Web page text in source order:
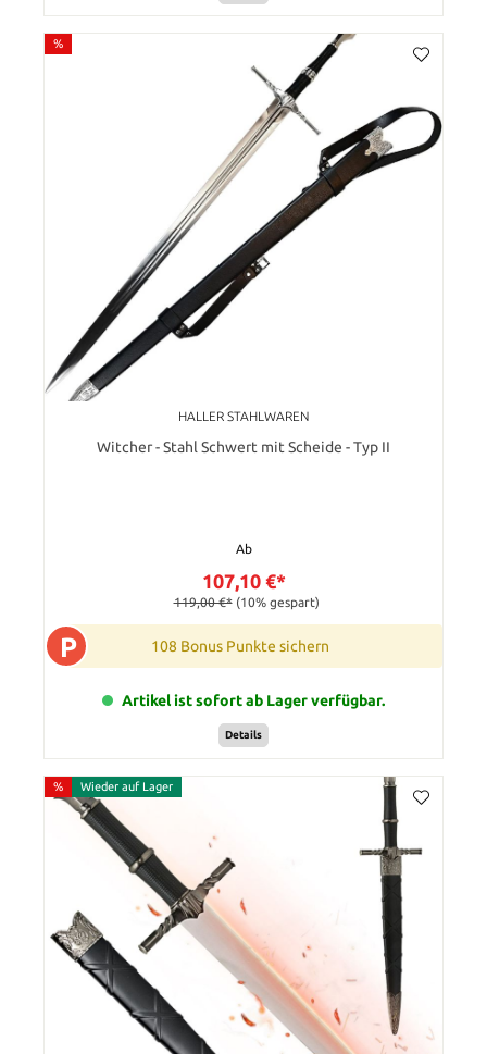
%
HALLER STAHLWAREN
Witcher - Stahl Schwert mit Scheide - Typ II
Ab
107,10 €*
119,00 €* (10% gespart)
P 108 Bonus Punkte sichern
Artikel ist sofort ab Lager verfügbar.
Details
% Wieder auf Lager